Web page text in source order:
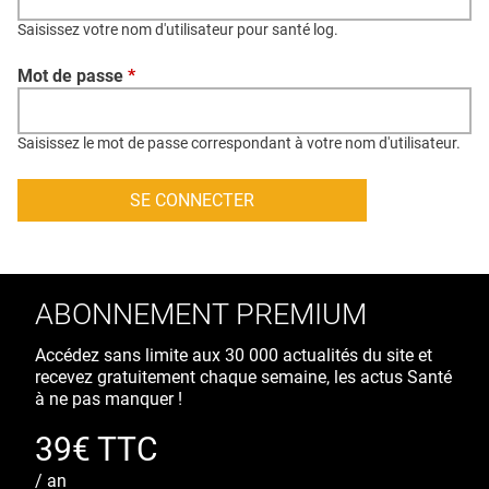
CONTACT
CRÉDITS
Saisissez votre nom d'utilisateur pour santé log.
Mot de passe *
Saisissez le mot de passe correspondant à votre nom d'utilisateur.
ABONNEMENT PREMIUM
Accédez sans limite aux 30 000 actualités du site et
recevez gratuitement chaque semaine, les actus Santé
à ne pas manquer !
39€ TTC
/ an